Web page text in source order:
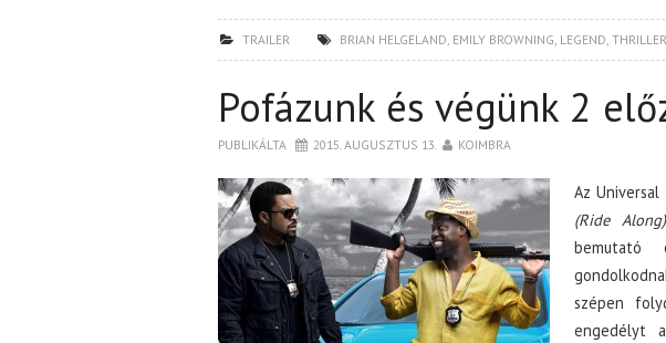
TRAILER BRIAN HELGELAND, EMILY BROWNING, LEGEND,
Pofázunk és végünk 2
PUBLIKÁLTA 2015. AUGUSZTUS 13. KOIMBRA
Az
(Ride Along)
bemutató
szépen
engedélyt